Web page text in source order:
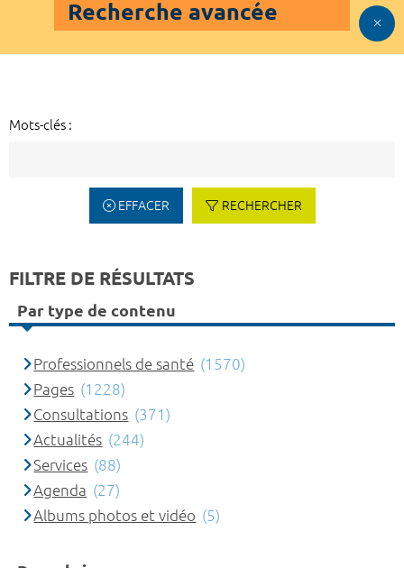
Recherche avancée
Mots-clés :
EFFACER RECHERCHER
FILTRE DE RÉSULTATS
Par type de contenu
Professionnels de santé (1570)
Pages (1228)
Consultations (371)
Actualités (244)
Services (88)
Agenda (27)
Albums photos et vidéo (5)